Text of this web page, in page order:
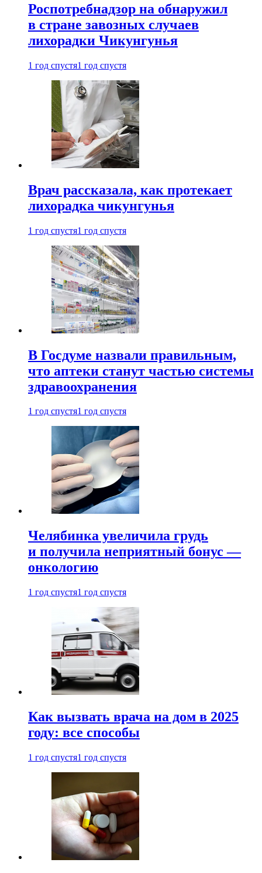
Роспотребнадзор на обнаружил
в стране завозных случаев
лихорадки Чикунгунья
1 год спустя1 год спустя
Врач рассказала, как протекает
лихорадка чикунгунья
1 год спустя1 год спустя
В Госдуме назвали правильным,
что аптеки станут частью системы
здравоохранения
1 год спустя1 год спустя
Челябинка увеличила грудь
и получила неприятный бонус —
онкологию
1 год спустя1 год спустя
Как вызвать врача на дом в 2025
году: все способы
1 год спустя1 год спустя